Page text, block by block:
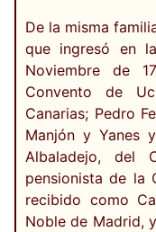
De la misma
que ingresó en
Noviembre de
Convento de
Canarias; Pedro
Manjón y Yanes
Albaladejo, del
pensionista de la
recibido como
Noble de Madrid,